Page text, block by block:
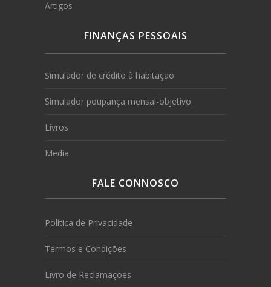
Artigos
FINANÇAS PESSOAIS
Simulador de crédito à habitação
Simulador poupança mensal-objetivo
Livros
Media
FALE CONNOSCO
Política de Privacidade
Termos e Condições
Livro de Reclamações